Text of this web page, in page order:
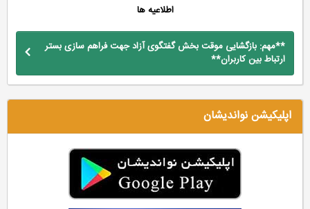
اطلاعیه ها
**مهم: بازگشایی موقت بخش گفتگوی آزاد جهت فراهم سازی بستر
ارتباط بین کاربران**
اپلیکیشن نواندیشان